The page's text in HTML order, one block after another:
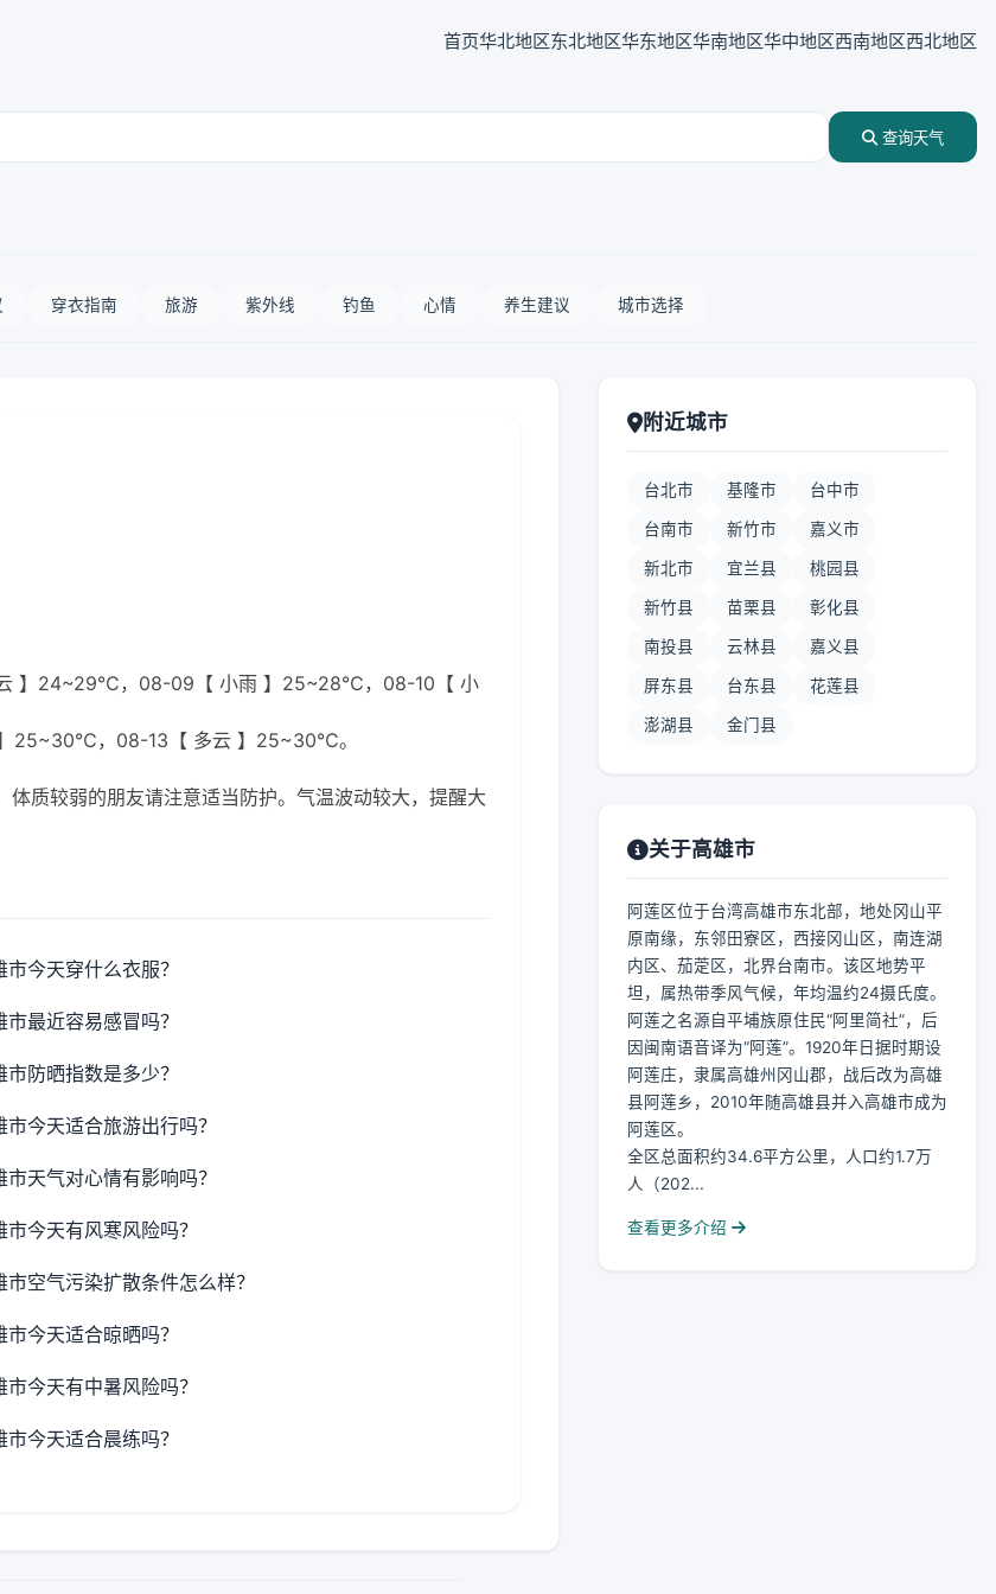
首页华北地区东北地区华东地区华南地区华中地区西南地区西北地区
查询天气
穿衣指南 旅游 紫外线 钓鱼 心情 养生建议 城市选择
】24~29℃，08-09【 小雨 】25~28℃，08-10【 小
25~30℃，08-13【 多云 】25~30℃。
质较弱的朋友请注意适当防护。气温波动较大，提醒大
市今天穿什么衣服？
市最近容易感冒吗？
市防晒指数是多少？
市今天适合旅游出行吗？
市天气对心情有影响吗？
市今天有风寒风险吗？
市空气污染扩散条件怎么样？
市今天适合晾晒吗？
市今天有中暑风险吗？
市今天适合晨练吗？
附近城市
台北市 基隆市 台中市
台南市 新竹市 嘉义市
新北市 宜兰县 桃园县
新竹县 苗栗县 彰化县
南投县 云林县 嘉义县
屏东县 台东县 花莲县
澎湖县 金门县
关于高雄市
阿莲区位于台湾高雄市东北部，地处冈山平
原南缘，东邻田寮区，西接冈山区，南连湖
内区、茄萣区，北界台南市。该区地势平
坦，属热带季风气候，年均温约24摄氏度。
阿莲之名源自平埔族原住民“阿里简社”，后
因闽南语音译为“阿莲”。1920年日据时期设
阿莲庄，隶属高雄州冈山郡，战后改为高雄
县阿莲乡，2010年随高雄县并入高雄市成为
阿莲区。
全区总面积约34.6平方公里，人口约1.7万
人（202...
查看更多介绍